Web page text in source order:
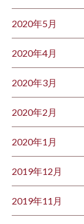
2020年5月
2020年4月
2020年3月
2020年2月
2020年1月
2019年12月
2019年11月